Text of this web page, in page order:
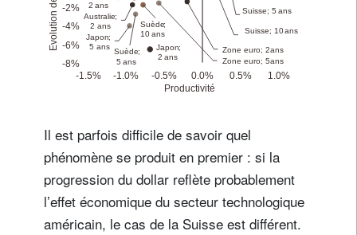
Il est parfois difficile de savoir quel
phénomène se produit en premier : si la
progression du dollar reflète probablement
l’effet économique du secteur technologique
américain, le cas de la Suisse est différent.